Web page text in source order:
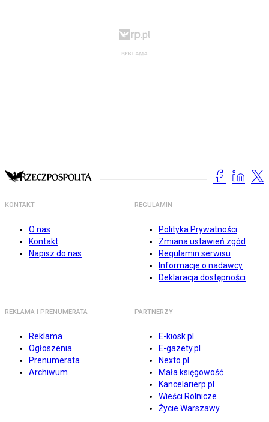
KONTAKT
O nas
Kontakt
Napisz do nas
REGULAMIN
Polityka Prywatności
Zmiana ustawień zgód
Regulamin serwisu
Informacje o nadawcy
Deklaracja dostępności
REKLAMA I PRENUMERATA
Reklama
Ogłoszenia
Prenumerata
Archiwum
PARTNERZY
E-kiosk.pl
E-gazety.pl
Nexto.pl
Mała księgowość
Kancelarierp.pl
Wieści Rolnicze
Życie Warszawy